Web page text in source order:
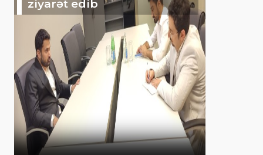
ziyarət edib